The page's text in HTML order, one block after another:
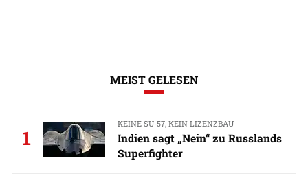
MEIST GELESEN
1
KEINE SU-57, KEIN LIZENZBAU
Indien sagt „Nein“ zu Russlands
Superfighter